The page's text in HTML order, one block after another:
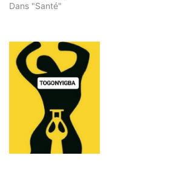
Dans "Santé"